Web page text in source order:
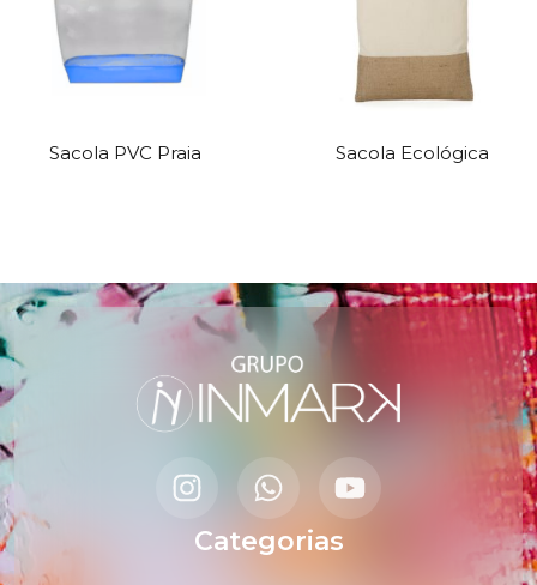
Sacola PVC Praia Sacola Ecológica
Categorias